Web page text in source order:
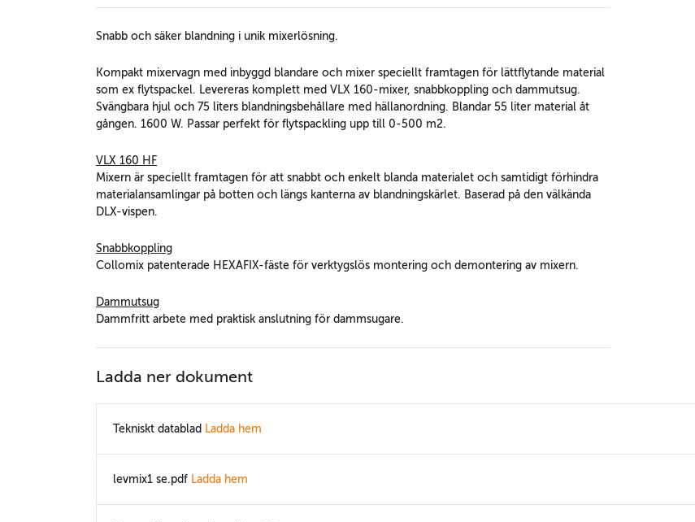
Snabb och säker blandning i unik mixerlösning.
Kompakt mixervagn med inbyggd blandare och mixer speciellt framtagen för lättflytande material
som ex flytspackel. Levereras komplett med VLX 160-mixer, snabbkoppling och dammutsug.
Svängbara hjul och 75 liters blandningsbehållare med hällanordning. Blandar 55 liter material åt
gången. 1600 W. Passar perfekt för flytspackling upp till 0-500 m2.
VLX 160 HF
Mixern är speciellt framtagen för att snabbt och enkelt blanda materialet och samtidigt förhindra
materialansamlingar på botten och längs kanterna av blandningskärlet. Baserad på den välkända
DLX-vispen.
Snabbkoppling
Collomix patenterade HEXAFIX-fäste för verktygslös montering och demontering av mixern.
Dammutsug
Dammfritt arbete med praktisk anslutning för dammsugare.
Ladda ner dokument
Tekniskt datablad Ladda hem
levmix1 se.pdf Ladda hem